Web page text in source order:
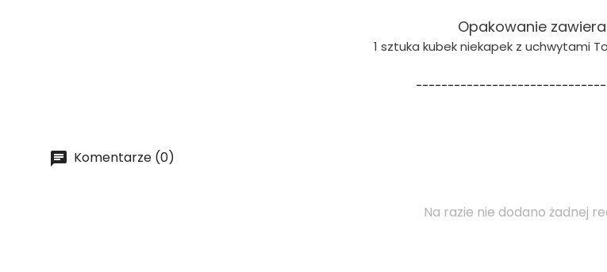
Opakowanie
1 sztuka kubek niekapek z uchwytami
Komentarze (0)
Na razie nie dodano żadnej